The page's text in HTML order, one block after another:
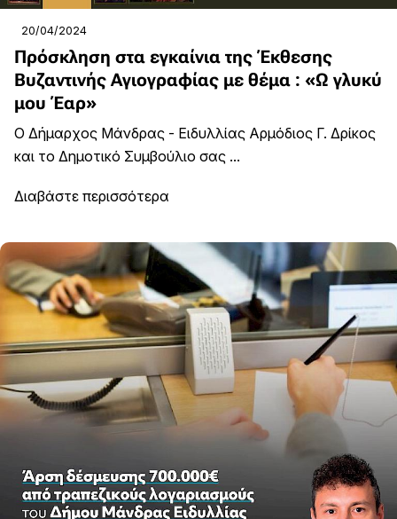
20/04/2024
Πρόσκληση στα εγκαίνια της Έκθεσης
Βυζαντινής Αγιογραφίας με θέμα : «Ω γλυκύ
μου Έαρ»
Ο Δήμαρχος Μάνδρας - Ειδυλλίας Αρμόδιος Γ. Δρίκος
και το Δημοτικό Συμβούλιο σας ...
Διαβάστε περισσότερα